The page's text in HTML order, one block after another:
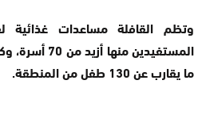
وتظم القافلة مساعدات غذائية
المستفيدين
ما يقارب عن 130 طفل من المنطقة.